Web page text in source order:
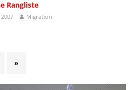
Rangliste
Migration
»